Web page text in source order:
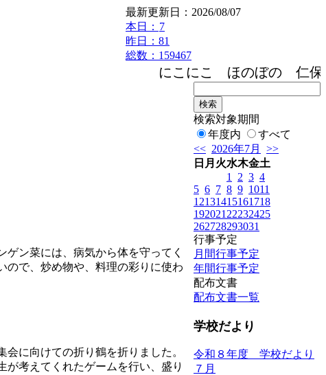
最新更新日：2026/08/07
本日： 7
昨日：81
総数：159467
にこにこ ほのぼの 仁保小学
ン菜には、病気から体を守ってく
ので、炒め物や、料理の彩りに使わ
に向けての折り鶴を折りました。
考えてくれたゲームを行い、盛り
検索対象期間
年度内
すべて
<< 2026年7月
>>
日 月 火水木金土
1
2 3 4
5 6 7 8 9 1011
12131415161718
192021 22232425
262728293031
行事予定
月間行事予定
年間行事予定
配布文書
配布文書一覧
学校だより
令和８年度 学校だより
７月